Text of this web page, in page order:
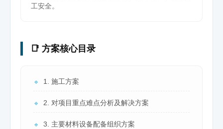
工安全。
📑 方案核心目录
🔹 1. 施工方案
🔹 2. 对项目重点难点分析及解决方案
🔹 3. 主要材料设备配备组织方案